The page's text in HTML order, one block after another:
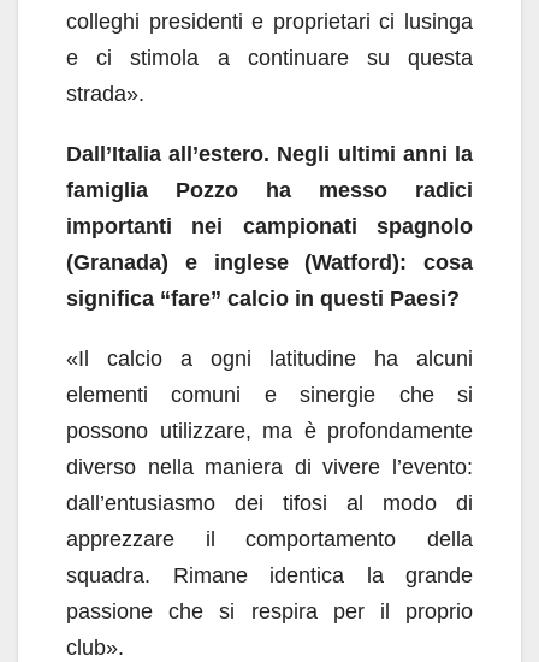
colleghi presidenti e proprietari ci lusinga
e ci stimola a continuare su questa
strada».
Dall’Italia all’estero. Negli ultimi anni la
famiglia Pozzo ha messo radici
importanti nei campionati spagnolo
(Granada) e inglese (Watford): cosa
significa “fare” calcio in questi Paesi?
«Il calcio a ogni latitudine ha alcuni
elementi comuni e sinergie che si
possono utilizzare, ma è profondamente
diverso nella maniera di vivere l’evento:
dall’entusiasmo dei tifosi al modo di
apprezzare il comportamento della
squadra. Rimane identica la grande
passione che si respira per il proprio
club».